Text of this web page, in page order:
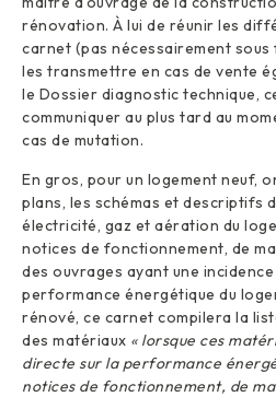
rénovation. À lui de réunir les
carnet (pas nécessairement
les transmettre en cas de vente
le Dossier diagnostic technique,
communiquer au plus tard au
cas de mutation.
En gros, pour un logement neuf,
plans, les schémas et descriptifs
électricité, gaz et aération du
notices de fonctionnement, de
des ouvrages ayant une
performance énergétique du
rénové, ce carnet compilera la
des matériaux « lorsque ces
directe sur la performance
notices de fonctionnement, de